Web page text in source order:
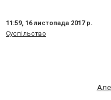
11:59, 16 листопада 2017 р.
Суспільство